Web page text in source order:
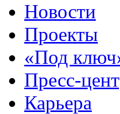
Новости
Проекты
«Под
Пресс-
Карьера